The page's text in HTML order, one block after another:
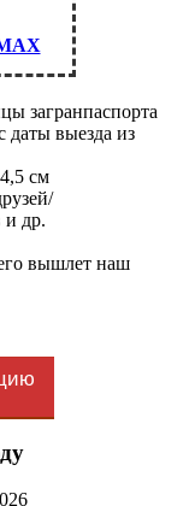
загранпаспорта
даты выезда из
см
и др.
вышлет наш